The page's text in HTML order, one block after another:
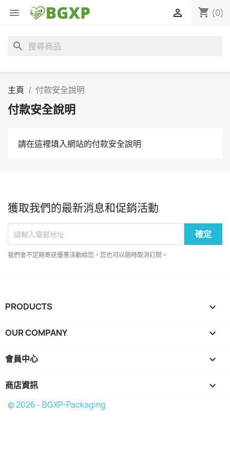
 shopping_cart (0)

search
主頁 付款安全說明
付款安全說明
請在這裡填入網站的付款安全說明
獲取我們的最新消息和促銷活動
我們會不定期寄送優惠活動給您，您也可以隨時取消訂閱。
PRODUCTS 
OUR COMPANY 
會員中心 
商店資訊 keyboard_arrow_down
© 2026 - BGXP-Packaging